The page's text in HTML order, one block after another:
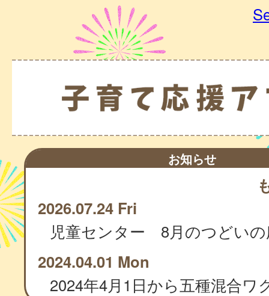
お知らせ
2026.07.24 Fri
児童センター 8月のつどいの
2024.04.01 Mon